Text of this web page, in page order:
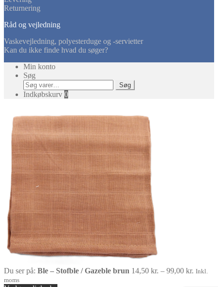
Returnering
Råd og vejledning
Vaskevejledning, polyesterduge og -servietter
Kan du ikke finde hvad du søger?
Min konto
Søg
Søg
efter:
Søg
Indkøbskurv 0
Du ser på: Ble – Stofble / Gazeble brun 14,50 kr. – 99,00 kr. Inkl.
moms